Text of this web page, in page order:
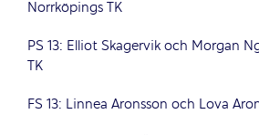
Norrköpings TK
PS 13: Elliot Skagervik och Morgan
TK
FS 13: Linnea Aronsson och Lova